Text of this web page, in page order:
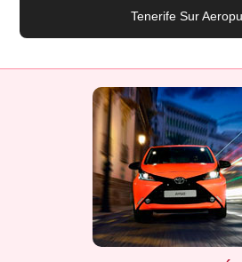
Tenerife Sur